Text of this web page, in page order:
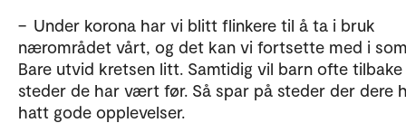
– Under korona har vi blitt flinkere til å ta i bruk
nærområdet vårt, og det kan vi fortsette med i
Bare utvid kretsen litt. Samtidig vil barn ofte
steder de har vært før. Så spar på steder der dere
hatt gode opplevelser.